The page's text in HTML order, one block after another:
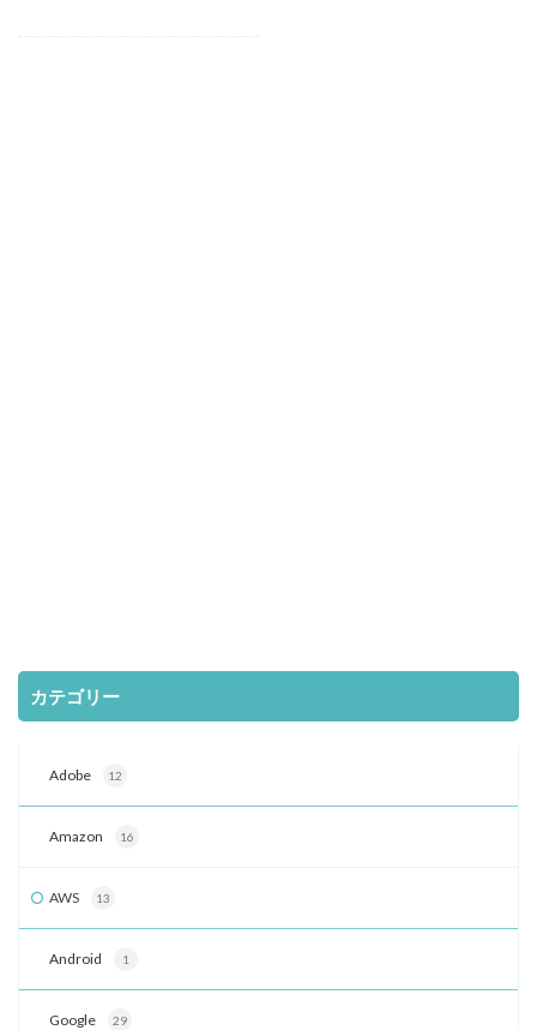
カテゴリー
Adobe 12
Amazon 16
AWS 13
Android 1
Google 29